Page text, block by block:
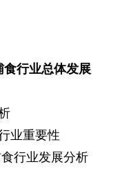
食行业总体发展
业重要性
行业发展分析